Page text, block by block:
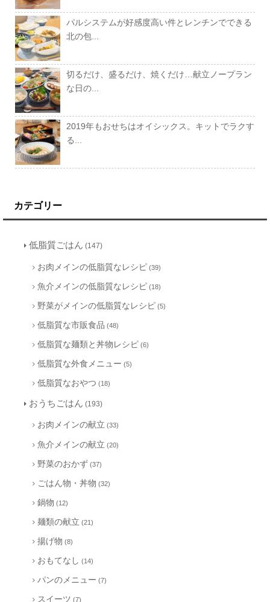
パルシステムが好感度高い件とレンチンでできる
北の包...
切るだけ、盛るだけ、焼くだけ…献立ノープラン
な日の...
2019年もおせちはオイシックス。キットでラクす
る...
カテゴリー
低脂質ごはん (147)
お肉メインの低脂質なレシピ (39)
魚介メインの低脂質なレシピ (18)
野菜がメインの低脂質なレシピ (5)
低脂質な市販食品 (48)
低脂質な麺類と丼物レシピ (6)
低脂質な外食メニュー (5)
低脂質なおやつ (18)
おうちごはん (193)
お肉メインの献立 (33)
魚介メインの献立 (20)
野菜のおかず (37)
ごはん物・丼物 (32)
鍋物 (12)
麺類の献立 (21)
揚げ物 (8)
おもてなし (14)
パンのメニュー (7)
スイーツ (7)